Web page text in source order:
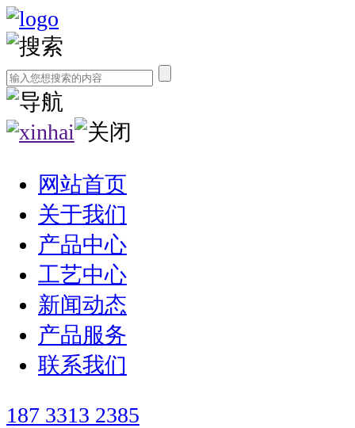
网站首页
关于我们
产品中心
工艺中心
新闻动态
产品服务
联系我们
187 3313 2385